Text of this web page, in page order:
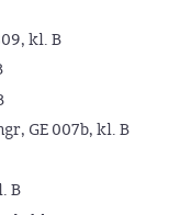
kl. B
GE 007b, kl. B
B